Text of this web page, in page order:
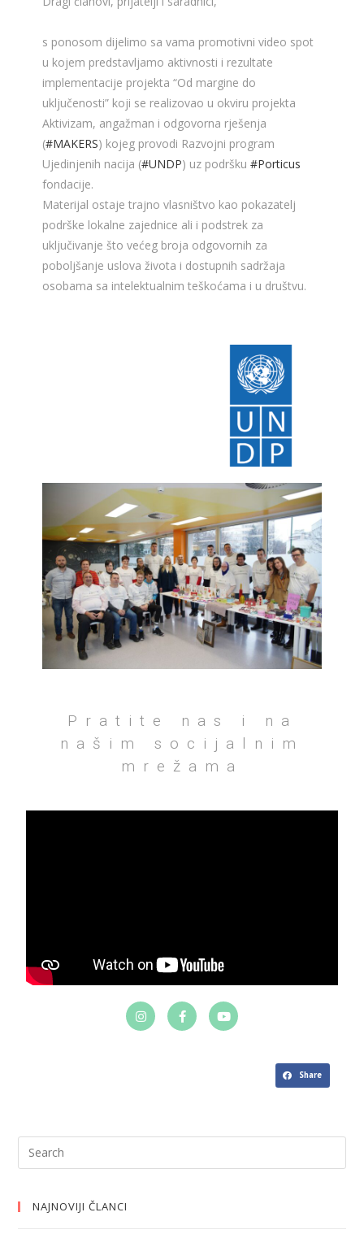
s ponosom dijelimo sa vama promotivni video spot
u kojem predstavljamo aktivnosti i rezultate
implementacije projekta “Od margine do
uključenosti” koji se realizovao u okviru projekta
Aktivizam, angažman i odgovorna rješenja
(#MAKERS) kojeg provodi Razvojni program
Ujedinjenih nacija (#UNDP) uz podršku#Porticus
fondacije.
Materijal ostaje trajno vlasništvo kao pokazatelj
podrške lokalne zajednice ali i podstrek za
uključivanje što većeg broja odgovornih za
poboljšanje uslova života i dostupnih sadržaja
osobama sa intelektualnim teškoćama i u društvu.
Pratite nas i na
našim socijalnim
mrežama
Share
NAJNOVIJI ČLANCI